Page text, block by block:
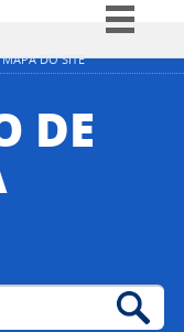
MAPA DO SITE
Simplifique!
Participe
à informação
Legislação
DE